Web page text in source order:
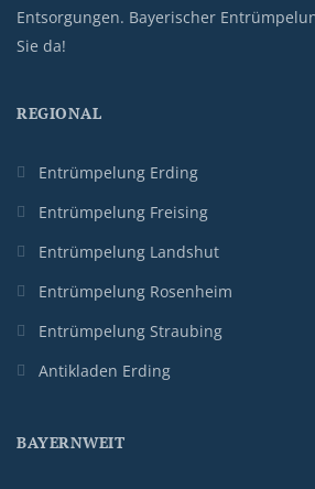
Entsorgungen. Bayerischer
Sie da!
REGIONAL
Entrümpelung Erding
Entrümpelung Freising
Entrümpelung Landshut
Entrümpelung Rosenheim
Entrümpelung Straubing
Antikladen Erding
BAYERNWEIT